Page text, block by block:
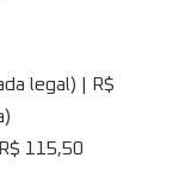
legal) | R$
115,50